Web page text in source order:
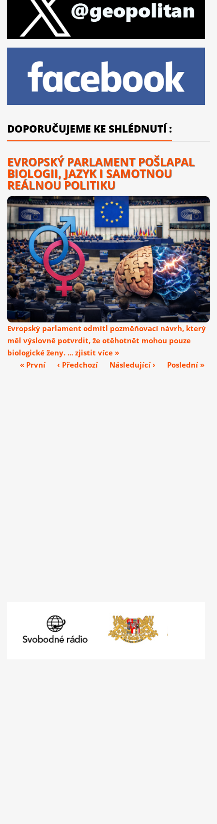
DOPORUČUJEME KE SHLÉDNUTÍ :
EVROPSKÝ PARLAMENT POŠLAPAL
BIOLOGII, JAZYK I SAMOTNOU
REÁLNOU POLITIKU
Evropský parlament odmítl pozměňovací návrh, který
měl výslovně potvrdit, že otěhotnět mohou pouze
biologické ženy. ... zjistit více »
« První
‹ Předchozí Následující › Poslední »